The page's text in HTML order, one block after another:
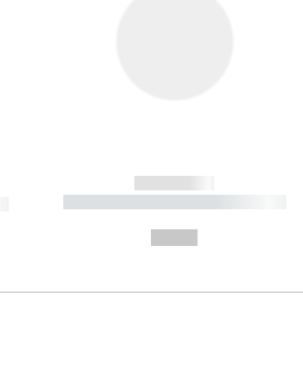
------------
----------- ----------- ----------